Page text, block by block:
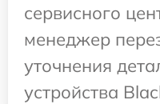
сервисного
менеджер
уточнения
устройства